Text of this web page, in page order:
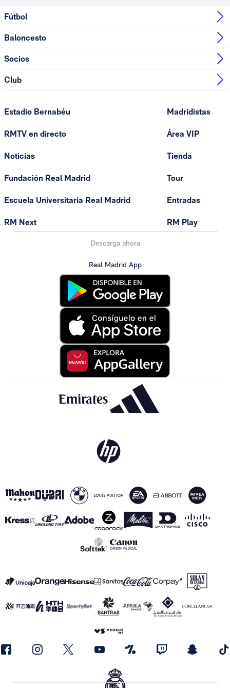
Fútbol
Baloncesto
Socios
Club
Estadio Bernabéu
RMTV en directo
Noticias
Fundación Real Madrid
Escuela Universitaria Real Madrid
RM Next
Madridistas
Área VIP
Tienda
Tour
Entradas
RM Play
Descarga ahora
Real Madrid App